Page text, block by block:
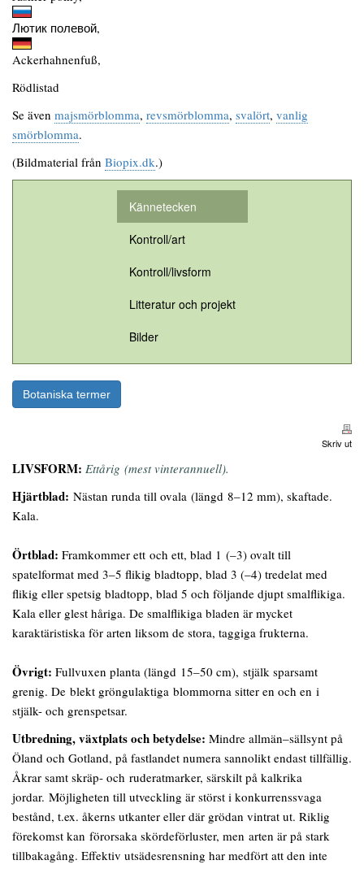
Лютик полевой,
Ackerhahnenfuß,
Rödlistad
Se även majsmörblomma, revsmörblomma, svalört, vanlig
smörblomma.
(Bildmaterial från Biopix.dk.)
Kännetecken
Kontroll/art
Kontroll/livsform
Litteratur och projekt
Bilder
Botaniska termer
Skriv ut
LIVSFORM: Ettårig (mest vinterannuell).
Hjärtblad: Nästan runda till ovala (längd 8–12 mm), skaftade.
Kala.
Örtblad: Framkommer ett och ett, blad 1 (–3) ovalt till
spatelformat med 3–5 flikig bladtopp, blad 3 (–4) tredelat med
flikig eller spetsig bladtopp, blad 5 och följande djupt smalflikiga.
Kala eller glest håriga. De smalflikiga bladen är mycket
karaktäristiska för arten liksom de stora, taggiga frukterna.
Övrigt: Fullvuxen planta (längd 15–50 cm), stjälk sparsamt
grenig. De blekt gröngulaktiga blommorna sitter en och en i
stjälk- och grenspetsar.
Utbredning,växtplats och betydelse: Mindre allmän–sällsynt på
Öland och Gotland, på fastlandet numera sannolikt endast tillfällig.
Åkrar samt skräp- och ruderatmarker, särskilt på kalkrika
jordar. Möjligheten till utveckling är störst i konkurrenssvaga
bestånd, t.ex. åkerns utkanter eller där grödan vintrat ut. Riklig
förekomst kan förorsaka skördeförluster, men arten är på stark
tillbakagång. Effektiv utsädesrensning har medfört att den inte